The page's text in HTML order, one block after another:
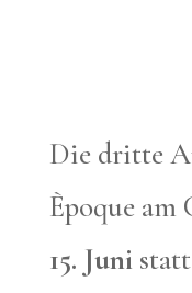
Die dritte
Èpoque am
15. Juni